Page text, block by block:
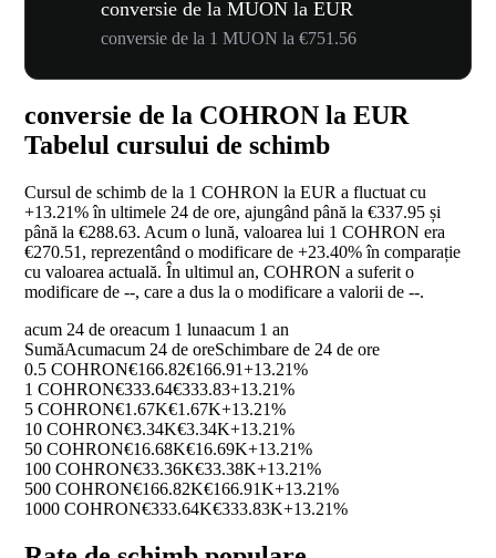
conversie de la MUON la EUR
conversie de la 1 MUON la €751.56
conversie de la COHRON la EUR
Tabelul cursului de schimb
Cursul de schimb de la 1 COHRON la EUR a fluctuat cu
+13.21%în ultimele 24 de ore, ajungând până la €337.95 și
până la €288.63. Acum o lună, valoarea lui 1 COHRON era
€270.51, reprezentând o modificare de +23.40%în comparație
cu valoarea actuală. În ultimul an, COHRON a suferit o
modificare de --, care a dus la o modificare a valorii de --.
acum 24 de oreacum 1 lunaacum 1 an
SumăAcumacum 24 de oreSchimbare de 24 de ore
0.5 COHRON€166.82€166.91+13.21%
1 COHRON€333.64€333.83+13.21%
5 COHRON€1.67K€1.67K+13.21%
10 COHRON€3.34K€3.34K+13.21%
50 COHRON€16.68K€16.69K+13.21%
100 COHRON€33.36K€33.38K+13.21%
500 COHRON€166.82K€166.91K+13.21%
1000 COHRON€333.64K€333.83K+13.21%